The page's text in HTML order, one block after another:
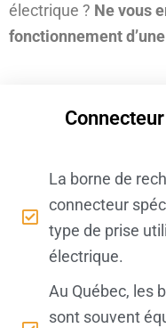
électrique ? Ne vous
fonctionnement
La borne de
connecteur
type de prise
électrique.
Au Québec, les
sont souvent